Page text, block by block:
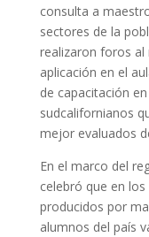
consulta a
sectores de la
realizaron foros al
aplicación en el
de capacitación
sudcalifornianos
mejor evaluados
En el marco del
celebró que en
producidos por
alumnos del país